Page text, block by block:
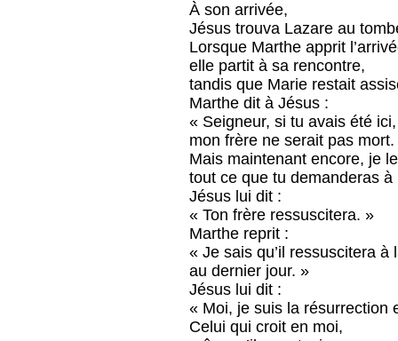
À son arrivée,
Jésus trouva Lazare au
Lorsque Marthe apprit
elle partit à sa rencontre,
tandis que Marie restait
Marthe dit à Jésus :
« Seigneur, si tu avais été ici,
mon frère ne serait pas mort.
Mais maintenant encore, je
tout ce que tu demanderas à
Jésus lui dit :
« Ton frère ressuscitera. »
Marthe reprit :
« Je sais qu’il ressuscitera à
au dernier jour. »
Jésus lui dit :
« Moi, je suis la résurrection
Celui qui croit en moi,